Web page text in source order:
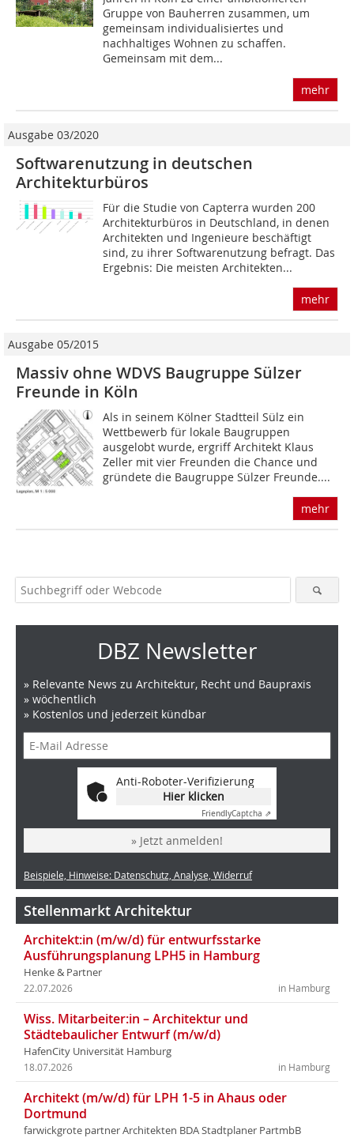
Gruppe von Bauherren zusammen, um
gemeinsam individualisiertes und
nachhaltiges Wohnen zu schaffen.
Gemeinsam mit dem...
mehr
Ausgabe 03/2020
Softwarenutzung in deutschen
Architekturbüros
Für die Studie von Capterra wurden 200
Architekturbüros in Deutschland, in denen
Architekten und Ingenieure beschäftigt
sind, zu ihrer Softwarenutzung befragt. Das
Ergebnis: Die meisten Architekten...
mehr
Ausgabe 05/2015
Massiv ohne WDVS Baugruppe Sülzer
Freunde in Köln
Als in seinem Kölner Stadtteil Sülz ein
Wettbewerb für lokale Baugruppen
ausgelobt wurde, ergriff Architekt Klaus
Zeller mit vier Freunden die Chance und
gründete die Baugruppe Sülzer Freunde....
mehr
DBZ Newsletter
» Relevante News zu Architektur, Recht und Baupraxis
» wöchentlich
» Kostenlos und jederzeit kündbar
Anti-Roboter-Verifizierung
Hier klicken
FriendlyCaptcha ⇗
» Jetzt anmelden!
Beispiele, Hinweise: Datenschutz, Analyse, Widerruf
Stellenmarkt Architektur
Architekt:in (m/w/d) für entwurfsstarke
Ausführungsplanung LPH5 in Hamburg
Henke & Partner
in Hamburg
22.07.2026
Wiss. Mitarbeiter:in – Architektur und
Städtebaulicher Entwurf (m/w/d)
HafenCity Universität Hamburg
in Hamburg
18.07.2026
Architekt (m/w/d) für LPH 1-5 in Ahaus oder
Dortmund
farwickgrote partner Architekten BDA Stadtplaner PartmbB